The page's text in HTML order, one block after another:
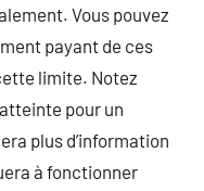
Vous pouvez
payant de ces
limite. Notez
pour un
plus d’information
à fonctionner